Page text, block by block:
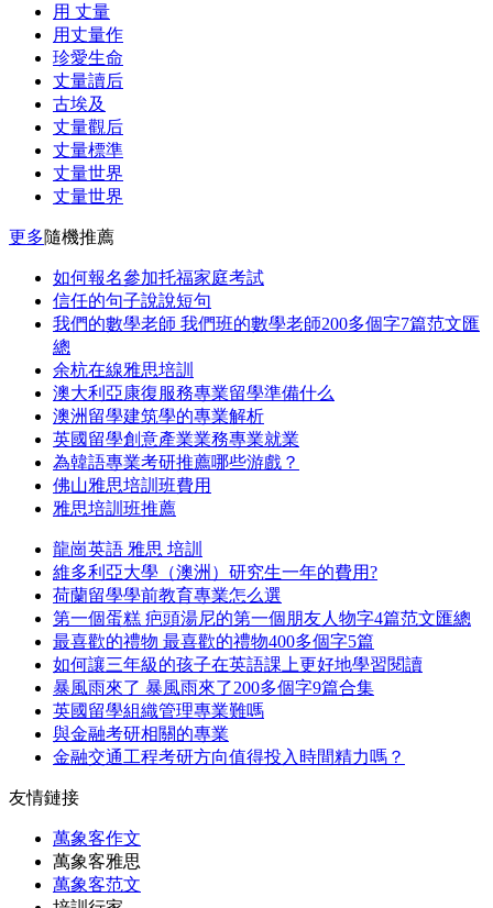
用 丈量
用丈量作
珍愛生命
丈量讀后
古埃及
丈量觀后
丈量標準
丈量世界
丈量世界
更多隨機推薦
如何報名參加托福家庭考試
信任的句子說說短句
我們的數學老師 我們班的數學老師200多個字7篇范文匯
總
余杭在線雅思培訓
澳大利亞康復服務專業留學準備什么
澳洲留學建筑學的專業解析
英國留學創意產業業務專業就業
為韓語專業考研推薦哪些游戲？
佛山雅思培訓班費用
雅思培訓班推薦
龍崗英語 雅思 培訓
維多利亞大學（澳洲）研究生一年的費用?
荷蘭留學學前教育專業怎么選
第一個蛋糕 疤頭湯尼的第一個朋友人物字4篇范文匯總
最喜歡的禮物 最喜歡的禮物400多個字5篇
如何讓三年級的孩子在英語課上更好地學習閱讀
暴風雨來了 暴風雨來了200多個字9篇合集
英國留學組織管理專業難嗎
與金融考研相關的專業
金融交通工程考研方向值得投入時間精力嗎？
友情鏈接
萬象客作文
萬象客雅思
萬象客范文